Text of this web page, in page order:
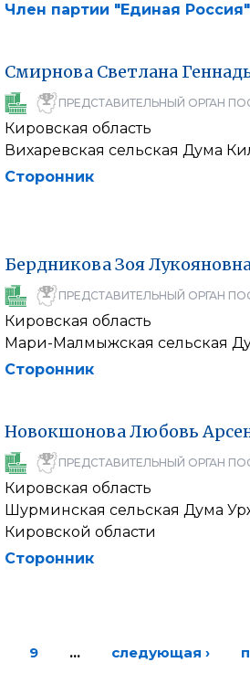
Член партии "Единая Россия"
Смирнова Светлана
ПРЕДСТАВИТЕЛЬНЫЙ ОРГАН
Кировская область
Вихаревская сельская Дума
Сторонник
БердниковаЗоя
ПРЕДСТАВИТЕЛЬНЫЙ ОРГАН
Кировская область
Мари-Малмыжская сельская
Сторонник
НовокшоноваЛюбовь
ПРЕДСТАВИТЕЛЬНЫЙ ОРГАН
Кировская область
Шурминская сельская Дума
Кировской области
Сторонник
9 … следующая ›